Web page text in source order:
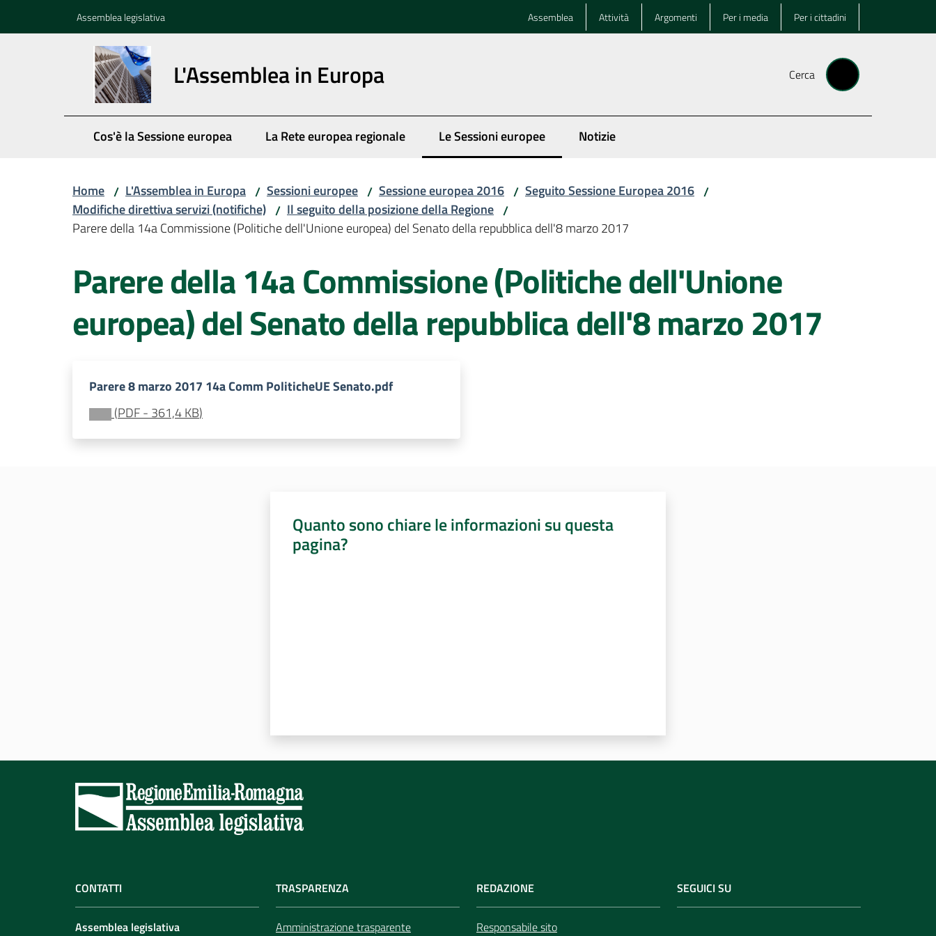
Assemblea legislativa Assemblea Attività Argomenti Per i media Per i cittadini
L'Assemblea in Europa Cerca
Cos'è la Sessione europea La Rete europea regionale Le Sessioni europee
Menu selezionato Notizie
Home / L'Assemblea in Europa / Sessioni europee / Sessione europea 2016 / Seguito Sessione Europea 2016 /
Modifiche direttiva servizi (notifiche) / Il seguito della posizione della Regione /
Parere della 14a Commissione (Politiche dell'Unione europea) del Senato della repubblica dell'8 marzo 2017
Parere della 14a Commissione (Politiche dell'Unione
europea) del Senato della repubblica dell'8 marzo 2017
Parere 8 marzo 2017 14a Comm PoliticheUE Senato.pdf
(PDF- 361,4 KB)
Quanto sono chiare le informazioni su questa
pagina?
CONTATTI
Assemblea legislativa
TRASPARENZA
Amministrazione trasparente
REDAZIONE
Responsabile sito
SEGUICI SU